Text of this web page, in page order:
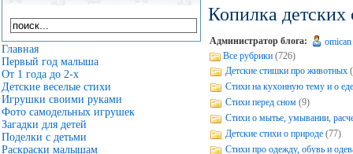
Главная
Первый год малыша
От 1 года до 2-х
Детские веселые стихи
Игрушки своими руками
Фото самодельных игрушек
Загадки для детей
Поделки с детьми
Раскраски малышам
Копилка детских
Администратор блога:
omican
Все рубрики (726)
Детские стишки про животных
Стихи на кухонную тему и о еде
Стихи перед сном (9)
Стихи о мытье, умывании,
Детские стихи о природе (77)
Стихи про одежду, обувь и